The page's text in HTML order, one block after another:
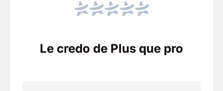
Le credo de Plus que pro